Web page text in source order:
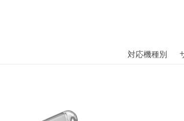
入商品には、日本では珍しい「海外ブランド」
対応機種別